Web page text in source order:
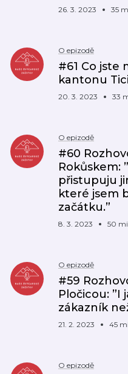
26. 3. 2023 35
O epizodě
#61 Co jste
kantonu
20. 3. 2023 33
O epizodě
#60
Rokůskem:
přistupuju
které jsem
začátku.”
8. 3. 2023 50
O epizodě
#59
Pločicou: ”I
zákazník
21. 2. 2023 45
O epizodě